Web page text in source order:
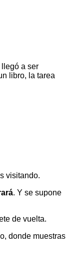
a ser
libro, la tarea
visitando.
. Y se supone
de vuelta.
donde muestras